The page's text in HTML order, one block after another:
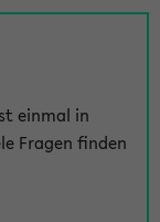
einmal in
Fragen finden